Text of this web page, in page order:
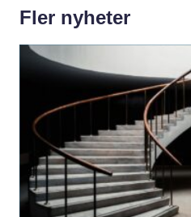
Fler nyheter